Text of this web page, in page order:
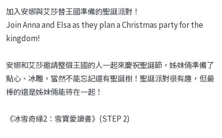
加入安娜與艾莎替王國準備的聖誕派對！
Join Anna and Elsa as they plan a Christmas party for the
kingdom!
安娜和艾莎邀請整個王國的人一起來慶祝聖誕節，姊妹倆準備了
點心、冰雕，當然不能忘記還有聖誕樹！聖誕派對很有趣，但最
棒的還是姊妹倆能待在一起！
《冰雪奇緣2：雪寶愛讀書》(STEP 2)